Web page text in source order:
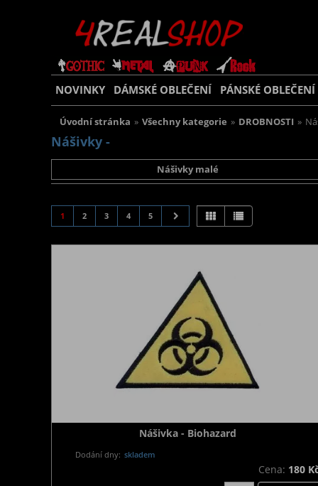
NOVINKY DÁMSKÉ OBLEČENÍ PÁNSKÉ OBLEČENÍ
Úvodní stránka » Všechny kategorie » DROBNOSTI »
Nášivky -
Nášivky malé
1 2 3 4 5
Nášivka - Biohazard
Dodání dny: skladem
Cena: 180